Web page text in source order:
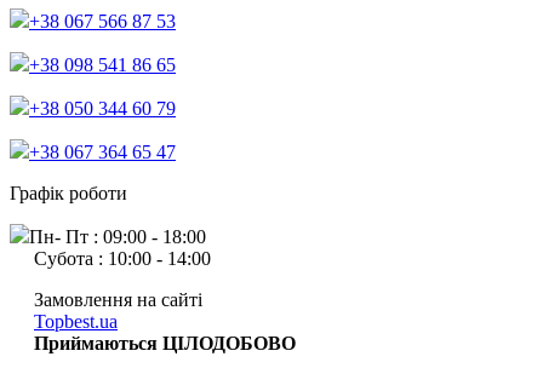
+38 067 566 87 53
+38 098 541 86 65
+38 050 344 60 79
+38 067 364 65 47
Графік роботи
Пн- Пт : 09:00 - 18:00
Субота : 10:00 - 14:00
Замовлення на сайті
Topbest.ua
Приймаються ЦІЛОДОБОВО